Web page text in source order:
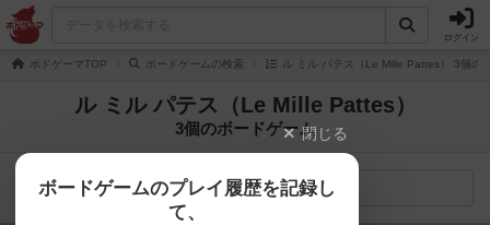
ログイン
ボドゲーマTOP ボードゲームの検索 ル ミル パテス（Le Mille Pattes） 3個の
ル ミル パテス（Le Mille Pattes）
3個のボードゲーム
検索メニュー
閉じる
ボードゲームのプレイ履歴を記録し
て、